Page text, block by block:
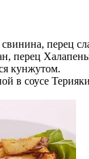
перец
перец
кунжутом.
в соусе